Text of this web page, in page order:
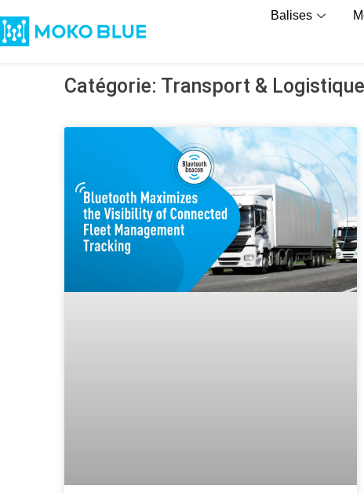
Balises
Catégorie: Transport & Logistique